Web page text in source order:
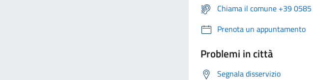
Chiama il comune +39
Prenota un appuntamento
Problemi in città
Segnala disservizio